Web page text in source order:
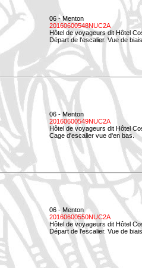
06 - Menton
20160600548NUC2A
Hôtel de voyageurs dit Hôtel
Départ de l'escalier. Vue de
06 - Menton
20160600549NUC2A
Hôtel de voyageurs dit Hôtel
Cage d'escalier vue d'en bas.
06 - Menton
20160600550NUC2A
Hôtel de voyageurs dit Hôtel
Départ de l'escalier. Vue de